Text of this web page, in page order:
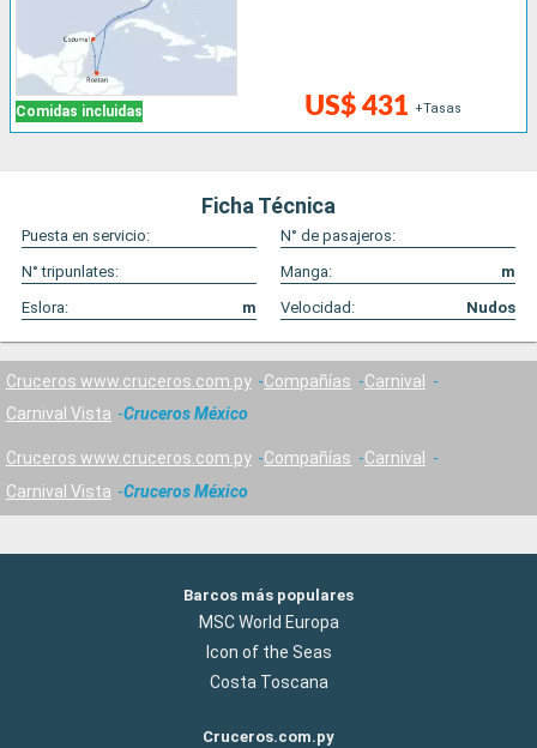
Comidas incluidas US$ 431 +Tasas
Ficha Técnica
Puesta en servicio:
N° de pasajeros:
N° tripunlates:
Manga:
m
Eslora:
m Velocidad: Nudos
Cruceros www.cruceros.com.py Compañías
Carnival
Carnival Vista
Cruceros México
Cruceros www.cruceros.com.py Compañías
Carnival
Carnival Vista
Cruceros México
Barcos más populares
MSC World Europa
Icon of the Seas
Costa Toscana
Cruceros.com.py